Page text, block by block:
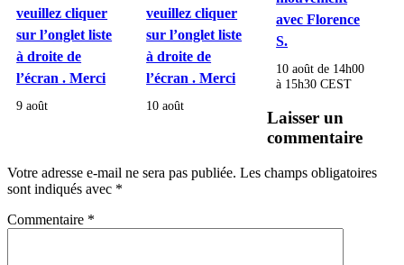
veuillez cliquer
sur l’onglet liste
à droite de
l’écran . Merci
9 août
veuillez cliquer
sur l’onglet liste
à droite de
l’écran . Merci
10 août
avec Florence
S.
10 août de 14h00
à 15h30 CEST
Laisser un
commentaire
Votre adresse e-mail ne sera pas publiée. Les champs obligatoires
sont indiqués avec *
Commentaire *